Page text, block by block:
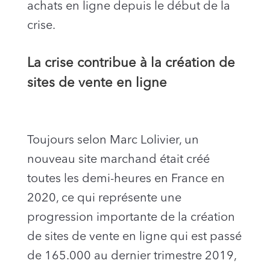
achats en ligne depuis le début de la
crise.
La crise contribue à la création de
sites de vente en ligne
Toujours selon Marc Lolivier, un
nouveau site marchand était créé
toutes les demi-heures en France en
2020, ce qui représente une
progression importante de la création
de sites de vente en ligne qui est passé
de 165.000 au dernier trimestre 2019,